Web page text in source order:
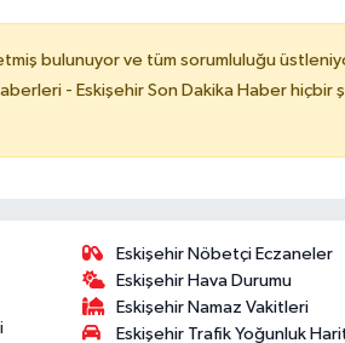
bulunuyor ve tüm sorumluluğu
- Eskişehir Son Dakika Haber hiçbir
Eskişehir Nöbetçi Eczaneler
Eskişehir Hava Durumu
Eskişehir Namaz Vakitleri
Eskişehir Trafik Yoğunluk